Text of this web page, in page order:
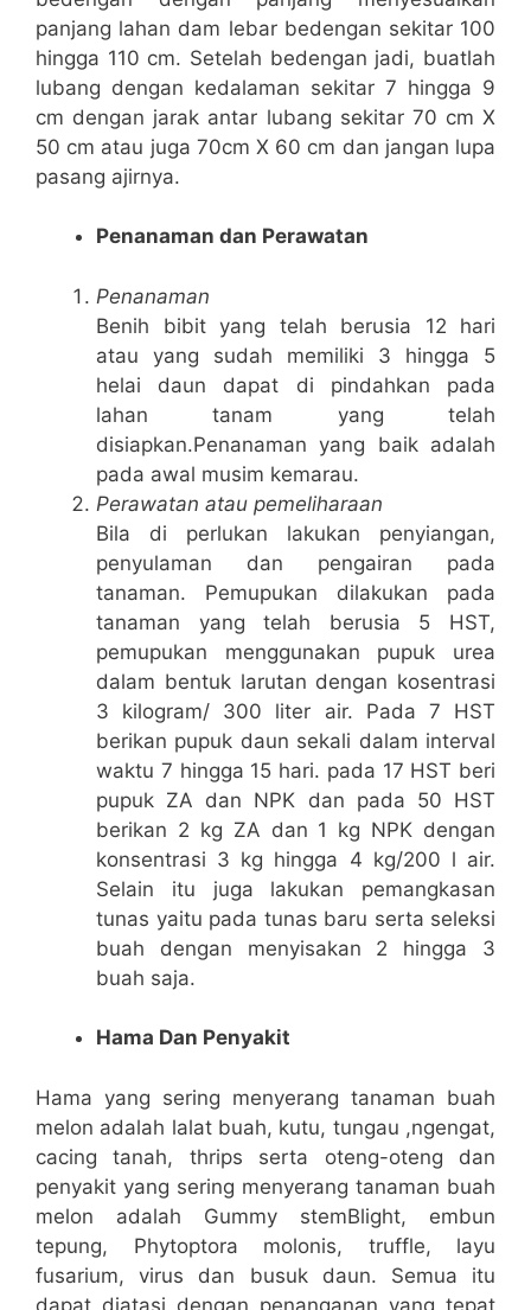
panjang lahan dam lebar bedengan sekitar 100
hingga 110 cm. Setelah bedengan jadi, buatlah
lubang dengan kedalaman sekitar 7 hingga 9
cm dengan jarak antar lubang sekitar 70 cm X
50 cm atau juga 70cm X 60 cm dan jangan lupa
pasang ajirnya.
Penanaman dan Perawatan
Penanaman
Benih bibit yang telah berusia 12 hari
atau yang sudah memiliki 3 hingga 5
helai daun dapat di pindahkan pada
lahan tanam yang telah
disiapkan.Penanaman yang baik adalah
pada awal musim kemarau.
Perawatan atau pemeliharaan
Bila di perlukan lakukan penyiangan,
penyulaman dan pengairan pada
tanaman. Pemupukan dilakukan pada
tanaman yang telah berusia 5 HST,
pemupukan menggunakan pupuk urea
dalam bentuk larutan dengan kosentrasi
3 kilogram/ 300 liter air. Pada 7 HST
berikan pupuk daun sekali dalam interval
waktu 7 hingga 15 hari. pada 17 HST beri
pupuk ZA dan NPK dan pada 50 HST
berikan 2 kg ZA dan 1 kg NPK dengan
konsentrasi 3 kg hingga 4 kg/200 l air.
Selain itu juga lakukan pemangkasan
tunas yaitu pada tunas baru serta seleksi
buah dengan menyisakan 2 hingga 3
buah saja.
Hama Dan Penyakit
Hama yang sering menyerang tanaman buah
melon adalah lalat buah, kutu, tungau ,ngengat,
cacing tanah, thrips serta oteng-oteng dan
penyakit yang sering menyerang tanaman buah
melon adalah Gummy stemBlight, embun
tepung, Phytoptora molonis, truffle, layu
fusarium, virus dan busuk daun. Semua itu
dapat diatasi dengan penanganan yang tepat